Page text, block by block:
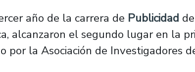
año de la carrera de Publicidad
alcanzaron el segundo lugar en la
por la Asociación de Investigadores